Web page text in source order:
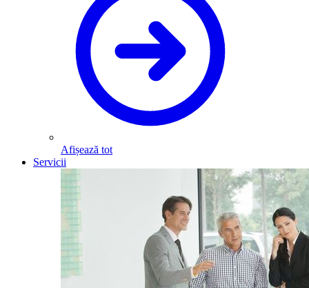
Afișează tot
Servicii